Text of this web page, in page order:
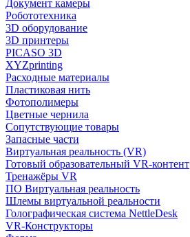
Документ камеры
Робототехника
3D оборудование
3D принтеры
PICASO 3D
XYZprinting
Расходные материалы
Пластиковая нить
Фотополимеры
Цветные чернила
Сопутствующие товары
Запасные части
Виртуальная реальность (VR)
Готовый образовательный VR-контент
Тренажёры VR
ПО Виртуальная реальность
Шлемы виртуальной реальности
Голографическая система NettleDesk
VR-Конструкторы